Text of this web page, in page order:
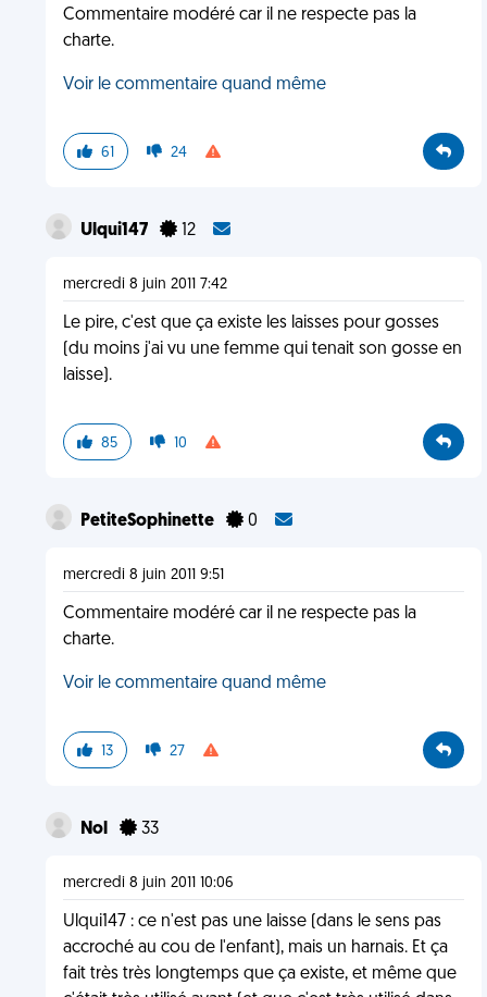
Commentaire modéré car il ne respecte pas la
charte.
Voir le commentaire quand même
61 24
Ulqui147 12
mercredi 8 juin 2011 7:42
Le pire, c'est que ça existe les laisses pour gosses
(du moins j'ai vu une femme qui tenait son gosse en
laisse).
85 10
PetiteSophinette 0
mercredi 8 juin 2011 9:51
Commentaire modéré car il ne respecte pas la
charte.
Voir le commentaire quand même
13 27
Nol 33
mercredi 8 juin 2011 10:06
Ulqui147 : ce n'est pas une laisse (dans le sens pas
accroché au cou de l'enfant), mais un harnais. Et ça
fait très très longtemps que ça existe, et même que